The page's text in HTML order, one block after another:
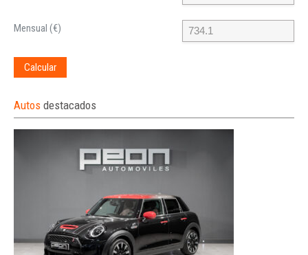
Mensual (€)
Calcular
Autos destacados